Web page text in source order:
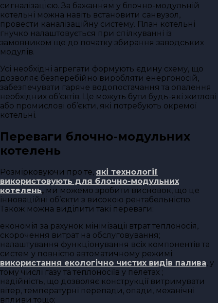
сигналізацією. За бажанням у блочно-модульній
котельні можна навіть встановити санвузол,
провести каналізаційну систему. План котельні
гнучко налаштовується при спілкуванні із
замовником ще до початку збирання заводських
модулів.
Усі необхідні агрегати формують єдину схему, що
дозволяє безперебійно виробляти енергоносій,
забезпечувати гаряче водопостачання та опалення
необхідних об’єктів. Це можуть бути будь-які житлові
або промислові об’єкти, які потребують окремої
котельні.
Переваги блочно-модульних
котелень
Розмірковуючи про те, які технології
використовують для блочно-модульних
котелень, ми можемо зробити висновок, що це
інноваційні об’єкти з високою рентабельністю.
Також можна виділити такі переваги:
економія за рахунок мінімізації втрат теплоносія,
скорочення витрат на обслуговування;
налаштування функціонування всіх компонентів та
систем у повністю автоматичному режимі;
використання екологічно чистих видів палива, у
тому числі газу та теплоносіїв у пелетах ;
надійність, що дозволяє конструкції витримувати
вітер, температурні перепади, опади, механічні
впливи тощо;